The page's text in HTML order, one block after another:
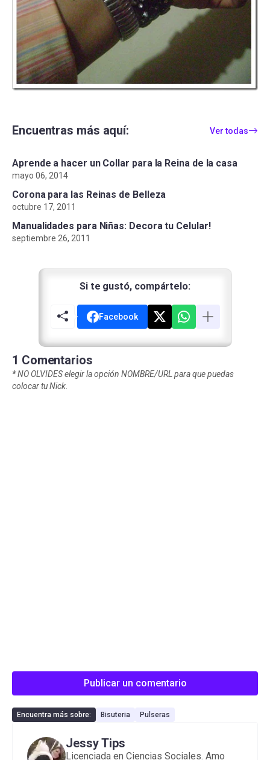
Encuentras más aquí: Ver todas
Aprende a hacer un Collar para la Reina de la casa
mayo 06, 2014
Corona para las Reinas de Belleza
octubre 17, 2011
Manualidades para Niñas: Decora tu Celular!
septiembre 26, 2011
Si te gustó, compártelo:
Facebook
1 Comentarios
*NO OLVIDES elegir la opción NOMBRE/URL para que puedas
colocar tu Nick.
Publicar un comentario
Encuentra más sobre: Bisuteria Pulseras
Jessy Tips
Licenciada en Ciencias Sociales. Amo